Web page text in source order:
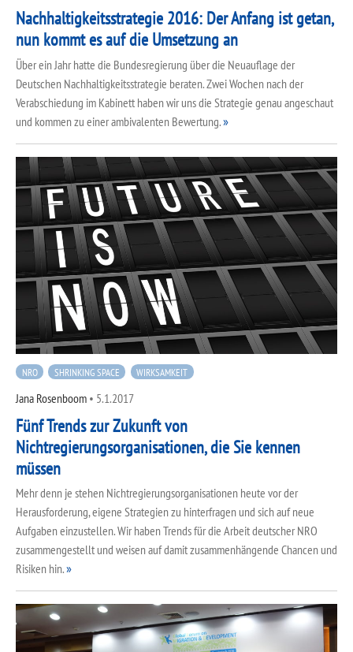
Nachhaltigkeitsstrategie 2016: Der Anfang ist getan,
nun kommt es auf die Umsetzung an
Über ein Jahr hatte die Bundesregierung über die Neuauflage der
Deutschen Nachhaltigkeitsstrategie beraten. Zwei Wochen nach der
Verabschiedung im Kabinett haben wir uns die Strategie genau angeschaut
und kommen zu einer ambivalenten Bewertung.
NRO SHRINKING SPACE WIRKSAMKEIT
Jana Rosenboom • 5.1.2017
Fünf Trends zur Zukunft von
Nichtregierungsorganisationen, die Sie kennen
müssen
Mehr denn je stehen Nichtregierungsorganisationen heute vor der
Herausforderung, eigene Strategien zu hinterfragen und sich auf neue
Aufgaben einzustellen. Wir haben Trends für die Arbeit deutscher NRO
zusammengestellt und weisen auf damit zusammenhängende Chancen und
Risiken hin.